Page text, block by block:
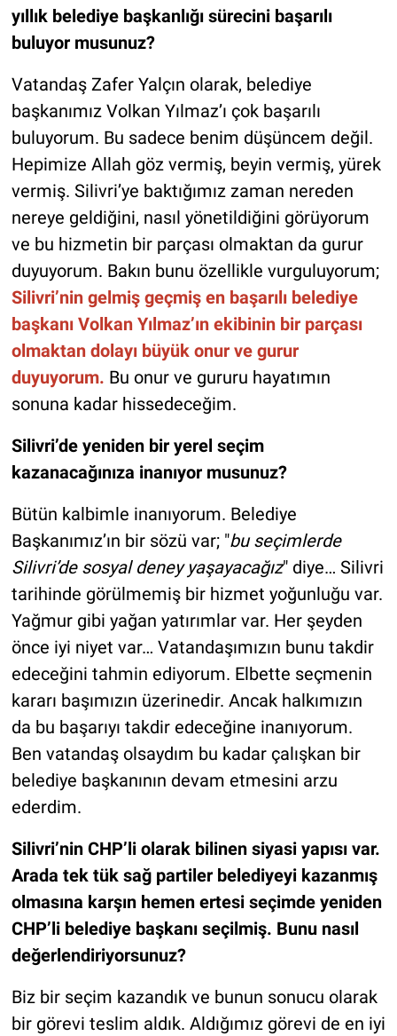
yıllık belediye başkanlığı sürecini başarılı
buluyor musunuz?
Vatandaş Zafer Yalçın olarak, belediye
başkanımız Volkan Yılmaz’ı çok başarılı
buluyorum. Bu sadece benim düşüncem değil.
Hepimize Allah göz vermiş, beyin vermiş, yürek
vermiş. Silivri’ye baktığımız zaman nereden
nereye geldiğini, nasıl yönetildiğini görüyorum
ve bu hizmetin bir parçası olmaktan da gurur
duyuyorum. Bakın bunu özellikle vurguluyorum;
Silivri’nin gelmiş geçmiş en başarılı belediye
başkanı Volkan Yılmaz’ın ekibinin bir parçası
olmaktan dolayı büyük onur ve gurur
duyuyorum. Bu onur ve gururu hayatımın
sonuna kadar hissedeceğim.
Silivri’de yeniden bir yerel seçim
kazanacağınıza inanıyor musunuz?
Bütün kalbimle inanıyorum. Belediye
Başkanımız’ın bir sözü var; "bu seçimlerde
Silivri’de sosyal deney yaşayacağız" diye… Silivri
tarihinde görülmemiş bir hizmet yoğunluğu var.
Yağmur gibi yağan yatırımlar var. Her şeyden
önce iyi niyet var… Vatandaşımızın bunu takdir
edeceğini tahmin ediyorum. Elbette seçmenin
kararı başımızın üzerinedir. Ancak halkımızın
da bu başarıyı takdir edeceğine inanıyorum.
Ben vatandaş olsaydım bu kadar çalışkan bir
belediye başkanının devam etmesini arzu
ederdim.
Silivri’nin CHP’li olarak bilinen siyasi yapısı var.
Arada tek tük sağ partiler belediyeyi kazanmış
olmasına karşın hemen ertesi seçimde yeniden
CHP’li belediye başkanı seçilmiş. Bunu nasıl
değerlendiriyorsunuz?
Biz bir seçim kazandık ve bunun sonucu olarak
bir görevi teslim aldık. Aldığımız görevi de en iyi